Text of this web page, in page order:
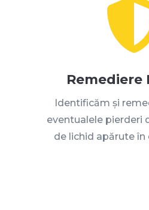
Remediere
Identificăm și
eventualele pierderi
de lichid apărute în